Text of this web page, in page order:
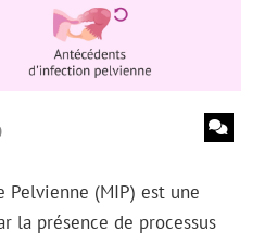
Pelvienne (MIP) est une
la présence de processus